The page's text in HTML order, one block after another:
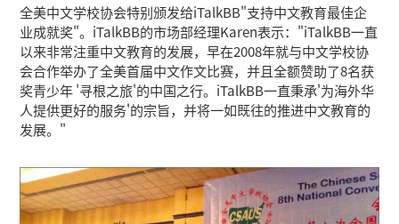
全美中文学校协会特别颁发给iTalkBB"支持中文教育最佳企
业成就奖"。iTalkBB的市场部经理Karen表示："iTalkBB一直
以来非常注重中文教育的发展，早在2008年就与中文学校协
会合作举办了全美首届中文作文比赛，并且全额赞助了8名获
奖青少年 '寻根之旅'的中国之行。iTalkBB一直秉承'为海外华
人提供更好的服务'的宗旨，并将一如既往的推进中文教育的
发展。"